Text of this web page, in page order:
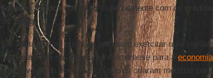
Estados Unidosem 2007, especialmente com os
dizBegg.
Ele alerta que os políticos precisam exercitar uma
surgimento de novos fatores de estresse para a
descreve ainda como vários países criaram medidas